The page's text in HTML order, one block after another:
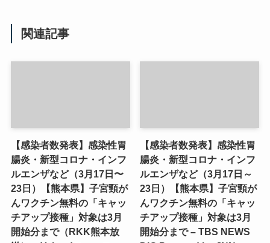
関連記事
【感染者数発表】感染性胃
腸炎・新型コロナ・インフ
ルエンザなど（3月17日〜
23日）【熊本県】子宮頸が
んワクチン無料の「キャッ
チアップ接種」対象は3月
開始分まで（RKK熊本放
【感染者数発表】感染性胃
腸炎・新型コロナ・インフ
ルエンザなど（3月17日～
23日）【熊本県】子宮頸が
んワクチン無料の「キャッ
チアップ接種」対象は3月
開始分まで – TBS NEWS